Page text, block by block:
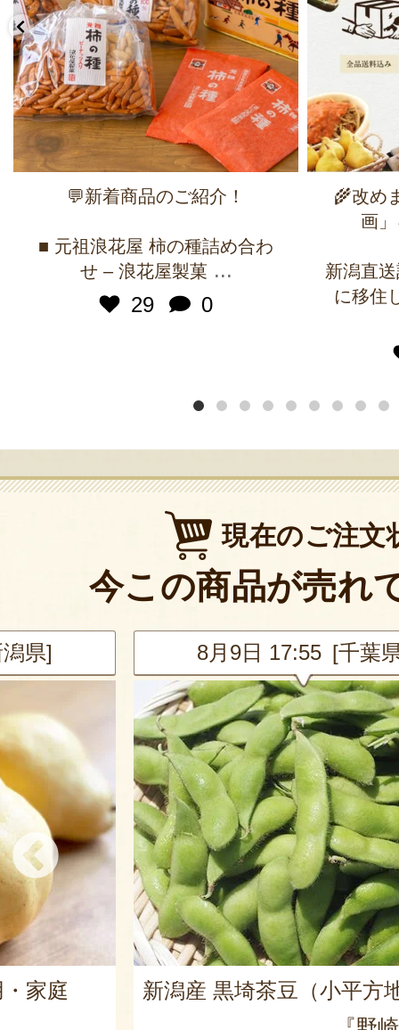
💬新着商品のご紹介！
■ 元祖浪花屋 柿の種詰め合わ
せ – 浪花屋製菓 ...
29
0
🌾改め
画
新潟直
に移住
現在のご注文
今この商品が売れ
県]
家庭
8月9日 17:55 [千葉
新潟産 黒埼茶豆（小平方